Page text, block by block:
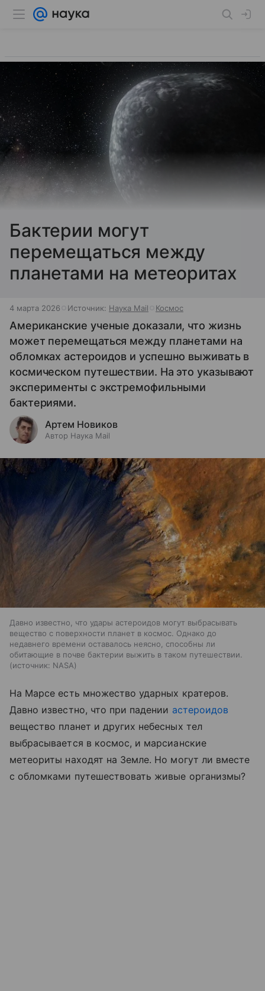
Бактерии могут
перемещаться между
планетами на метеоритах
4 марта 2026 Источник: Наука Mail Космос
Американские ученые доказали, что жизнь
может перемещаться между планетами на
обломках астероидов и успешно выживать в
космическом путешествии. На это указывают
эксперименты с экстремофильными
бактериями.
Артем Новиков
Автор Наука Mail
Давно известно, что удары астероидов могут выбрасывать
вещество с поверхности планет в космос. Однако до
недавнего времени оставалось неясно, способны ли
обитающие в почве бактерии выжить в таком путешествии.
источник: NASA
На Марсе есть множество ударных кратеров.
Давно известно, что при падении астероидов
вещество планет и других небесных тел
выбрасывается в космос, и марсианские
метеориты находят на Земле. Но могут ли вместе
с обломками путешествовать живые организмы?